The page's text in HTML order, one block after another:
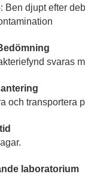
Ben djupt efter
svaras
och transportera
laboratorium